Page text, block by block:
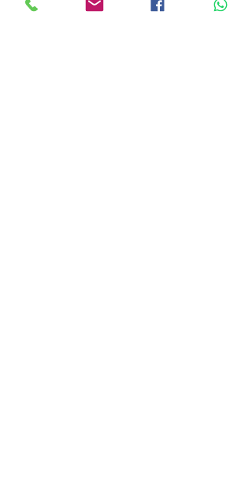
לחיבור/ניתוק מהיר וקל.